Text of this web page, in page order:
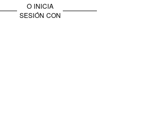
O INICIA
SESIÓN CON